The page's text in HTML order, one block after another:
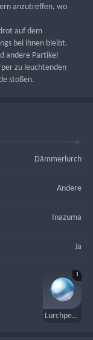
anzutreffen, wo
auf dem
bei ihnen bleibt.
andere Partikel
zu leuchtenden
stoßen.
Dämmerlurch
Andere
Inazuma
Ja
1
Lurchperle